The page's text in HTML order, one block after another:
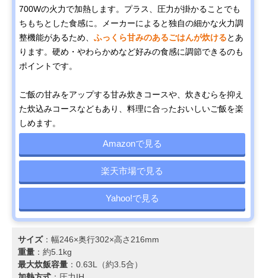
700Wの火力で加熱します。プラス、圧力が掛かることでも
ちもちとした食感に。メーカーによると独自の細かな火力調
整機能があるため、 ふっくら甘みのあるごはんが炊けるとあ
ります。硬め・やわらかめなど好みの食感に調節できるのも
ポイントです。
ご飯の甘みをアップする甘み炊きコースや、炊きむらを抑え
た炊込みコースなどもあり、料理に合ったおいしいご飯を楽
しめます。
Amazonで見る
楽天市場で見る
Yahoo!で見る
サイズ：幅246×奥行302×高さ216mm
重量 ：約5.1kg
最大炊飯容量 ：0.63L（約3.5合）